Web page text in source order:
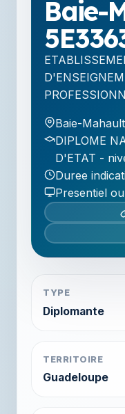
Baie-
Baie-
DIPLOME
D'ETAT -
Duree
Presentiel
TYPE
Diplomante
TERRITOIRE
Guadeloupe